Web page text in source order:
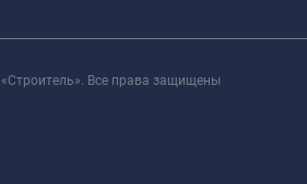
Все права защищены